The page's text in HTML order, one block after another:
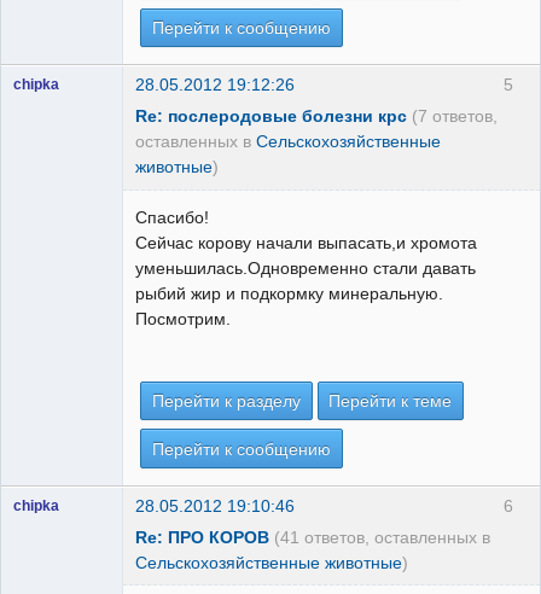
Перейти к сообщению
5
chipka
28.05.2012 19:12:26
Re: послеродовые болезни крс (7 ответов,
оставленных в Сельскохозяйственные
животные)
Спасибо!
Сейчас корову начали выпасать,и хромота
уменьшилась.Одновременно стали давать
рыбий жир и подкормку минеральную.
Посмотрим.
Перейти к разделу Перейти к теме
Перейти к сообщению
6
chipka
28.05.2012 19:10:46
Re: ПРО КОРОВ (41 ответов, оставленных в
Сельскохозяйственные животные)